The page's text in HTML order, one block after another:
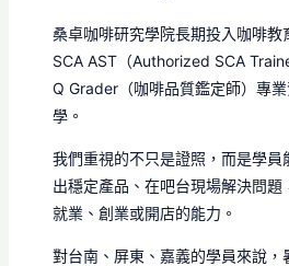
桑卓咖啡研究學院長期投入咖啡教
SCA AST（Authorized SCA
Q Grader（咖啡品質鑑定師）專
學。
我們重視的不只是證照，而是學員
出穩定產品、在吧台現場解決問題
就業、創業或開店的能力。
對台南、屏東、嘉義的學員來說，